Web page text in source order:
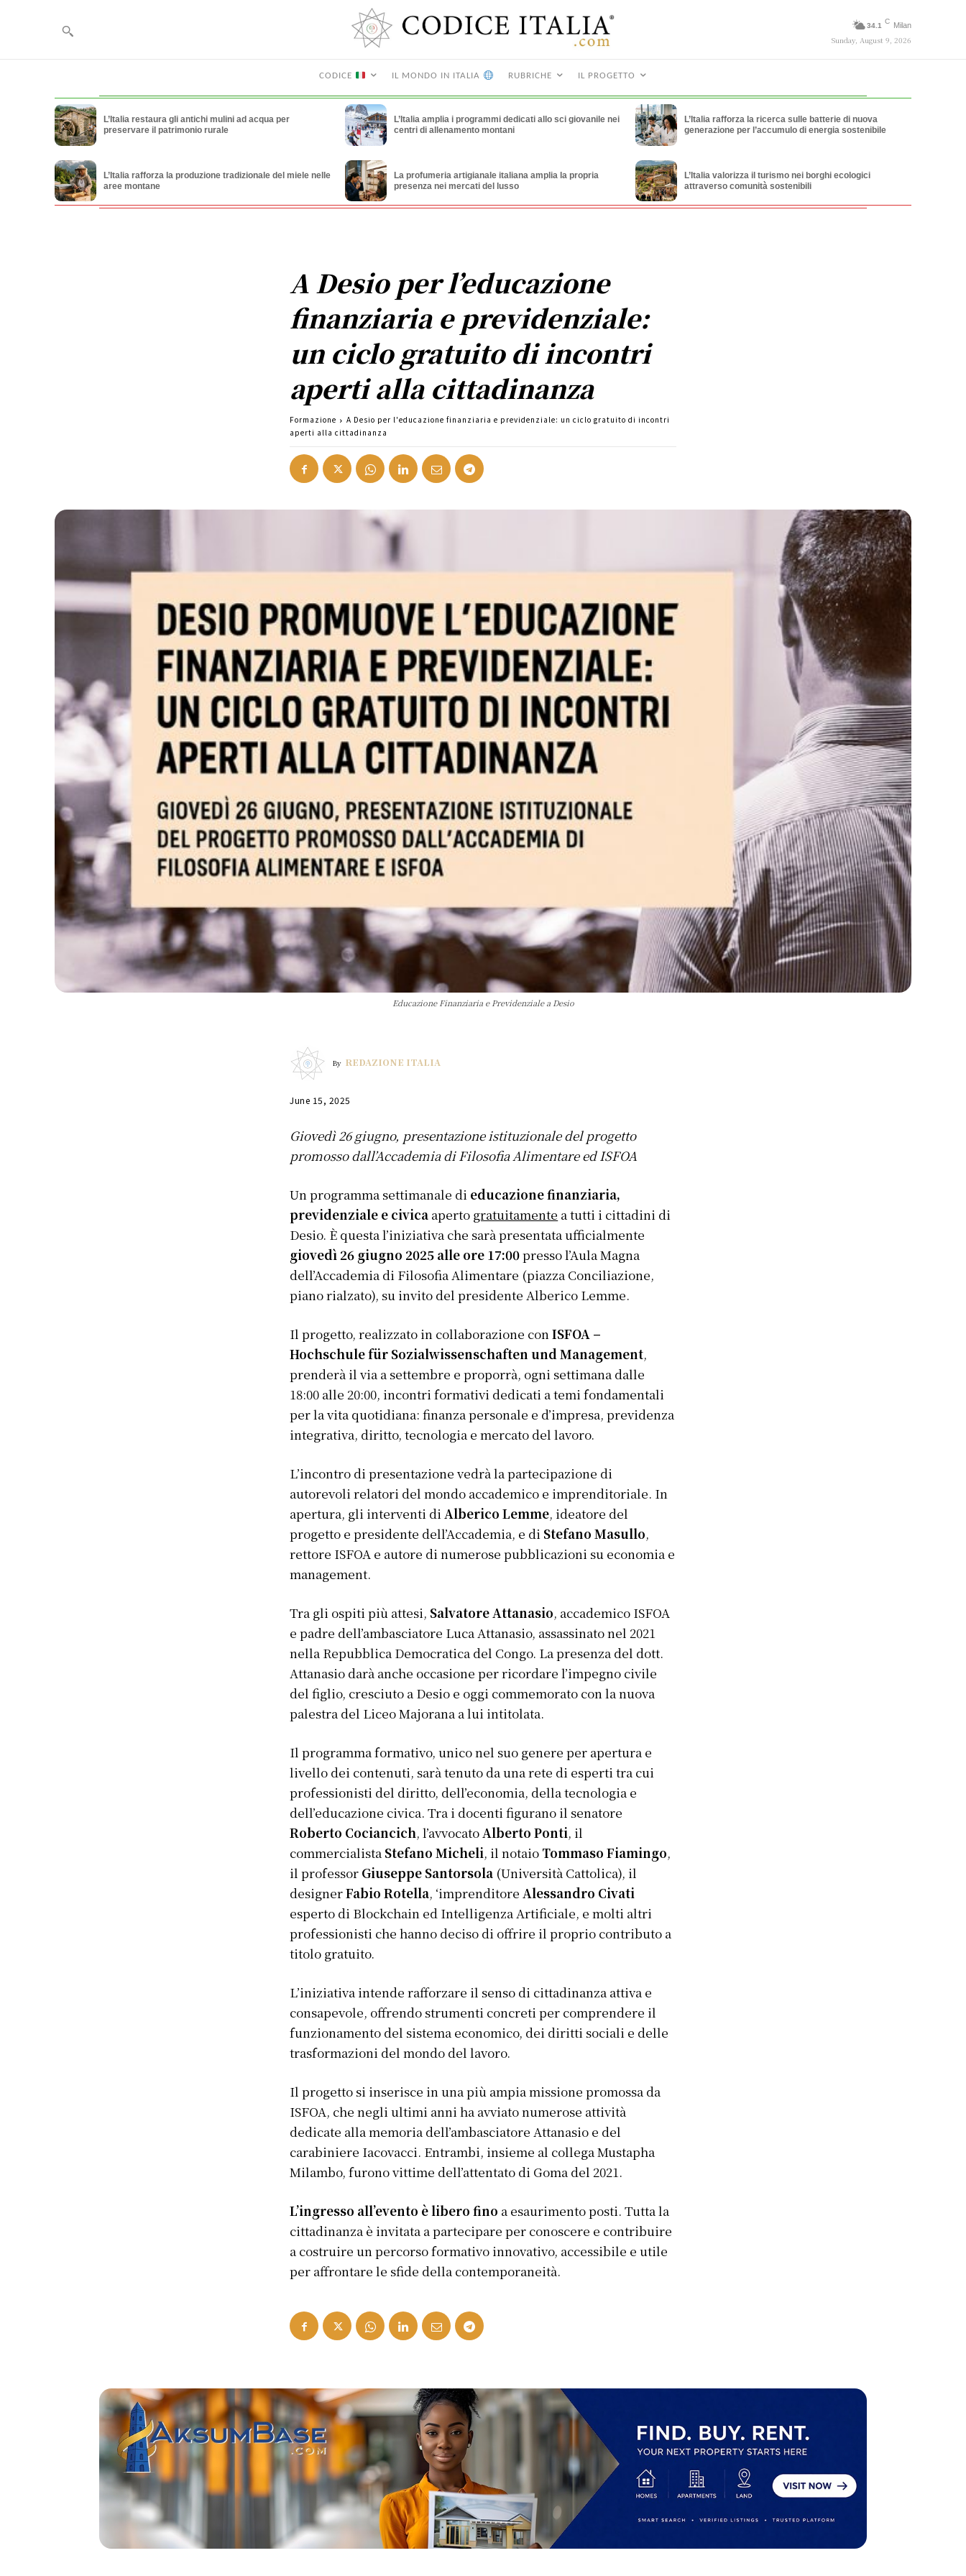
34.1
C Milan
Sunday, August 9, 2026
CODICE IL MONDO IN ITALIA RUBRICHE IL PROGETTO
L’Italia restaura gli antichi mulini ad acqua per
preservare il patrimonio rurale
L’Italia amplia i programmi dedicati allo sci giovanile nei
centri di allenamento montani
L’Italia rafforza la ricerca sulle batterie di nuova
generazione per l’accumulo di energia sostenibile
L’Italia rafforza la produzione tradizionale del miele nelle
aree montane
La profumeria artigianale italiana amplia la propria
presenza nei mercati del lusso
L’Italia valorizza il turismo nei borghi ecologici
attraverso comunità sostenibili
A Desio per l’educazione
finanziaria e previdenziale:
un ciclo gratuito di incontri
aperti alla cittadinanza
Formazione
A Desio per l'educazione finanziaria e previdenziale: un ciclo gratuito di incontri
aperti alla cittadinanza
Educazione Finanziaria e Previdenziale a Desio
By REDAZIONE ITALIA
June 15, 2025
Giovedì 26 giugno, presentazione istituzionale del progetto
promosso dall’Accademia di Filosofia Alimentare ed ISFOA
Un programma settimanale di educazione finanziaria,
previdenziale e civica aperto gratuitamente a tutti i cittadini di
Desio. È questa l’iniziativa che sarà presentata ufficialmente
giovedì 26 giugno 2025 alle ore 17:00presso l’Aula Magna
dell’Accademia di Filosofia Alimentare (piazza Conciliazione,
piano rialzato), su invito del presidente Alberico Lemme.
Il progetto, realizzato in collaborazione conISFOA –
Hochschule für Sozialwissenschaften und Management,
prenderà il via a settembre e proporrà, ogni settimana dalle
18:00 alle 20:00, incontri formativi dedicati a temi fondamentali
per la vita quotidiana: finanza personale e d’impresa, previdenza
integrativa, diritto, tecnologia e mercato del lavoro.
L’incontro di presentazione vedrà la partecipazione di
autorevoli relatori del mondo accademico e imprenditoriale. In
apertura, gli interventi diAlberico Lemme, ideatore del
progetto e presidente dell’Accademia, e di Stefano Masullo,
rettore ISFOA e autore di numerose pubblicazioni su economia e
management.
Tra gli ospiti più attesi, Salvatore Attanasio, accademico ISFOA
e padre dell’ambasciatore Luca Attanasio, assassinato nel 2021
nella Repubblica Democratica del Congo. La presenza del dott.
Attanasio darà anche occasione per ricordare l’impegno civile
del figlio, cresciuto a Desio e oggi commemorato con la nuova
palestra del Liceo Majorana a lui intitolata.
Il programma formativo, unico nel suo genere per apertura e
livello dei contenuti, sarà tenuto da una rete di esperti tra cui
professionisti del diritto, dell’economia, della tecnologia e
dell’educazione civica. Tra i docenti figurano il senatore
Roberto Cociancich, l’avvocatoAlberto Ponti, il
commercialista Stefano Micheli, il notaio Tommaso Fiamingo,
il professor Giuseppe Santorsola (Università Cattolica), il
designerFabio Rotella, ‘imprenditoreAlessandro Civati
esperto di Blockchain ed Intelligenza Artificiale, e molti altri
professionisti che hanno deciso di offrire il proprio contributo a
titolo gratuito.
L’iniziativa intende rafforzare il senso di cittadinanza attiva e
consapevole, offrendo strumenti concreti per comprendere il
funzionamento del sistema economico, dei diritti sociali e delle
trasformazioni del mondo del lavoro.
Il progetto si inserisce in una più ampia missione promossa da
ISFOA, che negli ultimi anni ha avviato numerose attività
dedicate alla memoria dell’ambasciatore Attanasio e del
carabiniere Iacovacci. Entrambi, insieme al collega Mustapha
Milambo, furono vittime dell’attentato di Goma del 2021.
L’ingresso all’evento è libero fino a esaurimento posti. Tutta la
cittadinanza è invitata a partecipare per conoscere e contribuire
a costruire un percorso formativo innovativo, accessibile e utile
per affrontare le sfide della contemporaneità.